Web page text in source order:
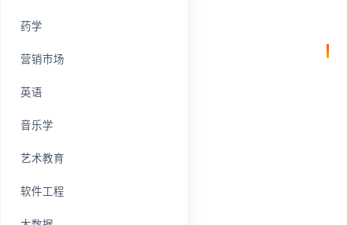
药学
营销市场
英语
音乐学
艺术教育
软件工程